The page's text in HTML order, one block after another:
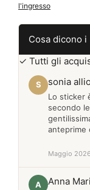
l'ingresso
Cosa dicono
✓ Tutti gli
S sonia
Lo sticker
secondo
anteprime
Maggio 2026
A Anna